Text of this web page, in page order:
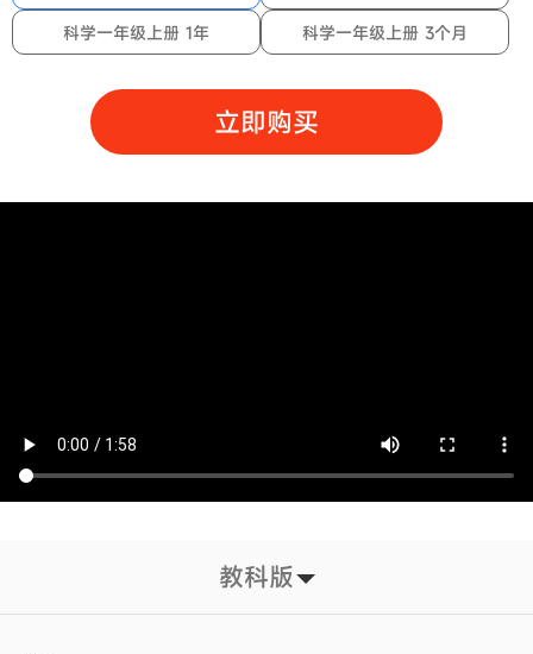
科学一年级上册 1年
科学一年级上册 3个月
立即购买
教科版